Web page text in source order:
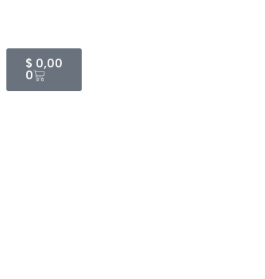
$ 0,00
0
Cart